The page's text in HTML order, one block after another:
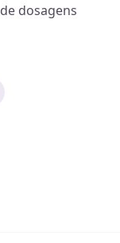
dosagens